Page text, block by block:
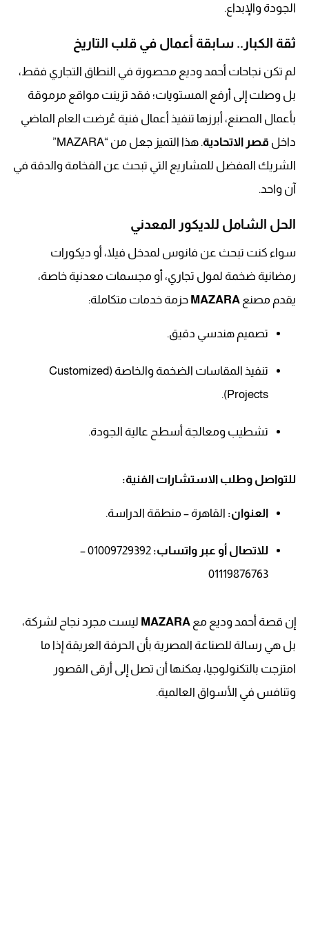
الجودة والإبداع.
ثقة الكبار.. سابقة أعمال في قلب التاريخ
لم تكن نجاحات أحمد وديع محصورة في النطاق التجاري فقط،
بل وصلت إلى أرفع المستويات؛ فقد تزينت مواقع مرموقة
بأعمال المصنع، أبرزها تنفيذ أعمال فنية عُرضت العام الماضي
داخل قصر الاتحادية
. هذا التميز جعل من “MAZARA”
الشريك المفضل للمشاريع التي تبحث عن الفخامة والدقة في
آن واحد.
الحل الشامل للديكور المعدني
سواء كنت تبحث عن فانوس لمدخل فيلا، أو ديكورات
رمضانية ضخمة لمول تجاري، أو مجسمات معدنية خاصة،
يقدم مصنع MAZARA حزمة خدمات متكاملة:
تصميم هندسي دقيق.
تنفيذ المقاسات الضخمة والخاصة (Customized
Projects).
تشطيب ومعالجة أسطح عالية الجودة.
للتواصل وطلب الاستشارات الفنية:
العنوان: القاهرة – منطقة الدراسة.
للاتصال أو عبر واتساب:
01009729392 –
01119876763
إن قصة أحمد وديع مع MAZARA ليست مجرد نجاح لشركة،
بل هي رسالة للصناعة المصرية بأن الحرفة العريقة إذا ما
امتزجت بالتكنولوجيا، يمكنها أن تصل إلى أرقى القصور
وتنافس في الأسواق العالمية.